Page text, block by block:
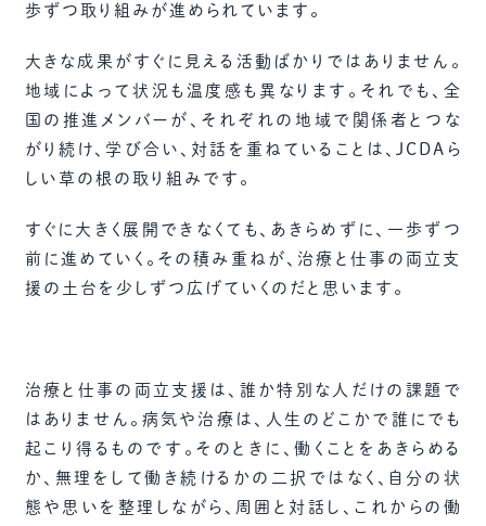
歩ずつ取り組みが進められています。
大きな成果がすぐに見える活動ばかりではありません。
地域によって状況も温度感も異なります。それでも、全
国の推進メンバーが、それぞれの地域で関係者とつな
がり続け、学び合い、対話を重ねていることは、JCDAら
しい草の根の取り組みです。
すぐに大きく展開できなくても、あきらめずに、一歩ずつ
前に進めていく。その積み重ねが、治療と仕事の両立支
援の土台を少しずつ広げていくのだと思います。
治療と仕事の両立支援は、誰か特別な人だけの課題で
はありません。病気や治療は、人生のどこかで誰にでも
起こり得るものです。そのときに、働くことをあきらめる
か、無理をして働き続けるかの二択ではなく、自分の状
態や思いを整理しながら、周囲と対話し、これからの働